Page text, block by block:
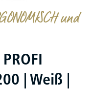
und
| Weiß |